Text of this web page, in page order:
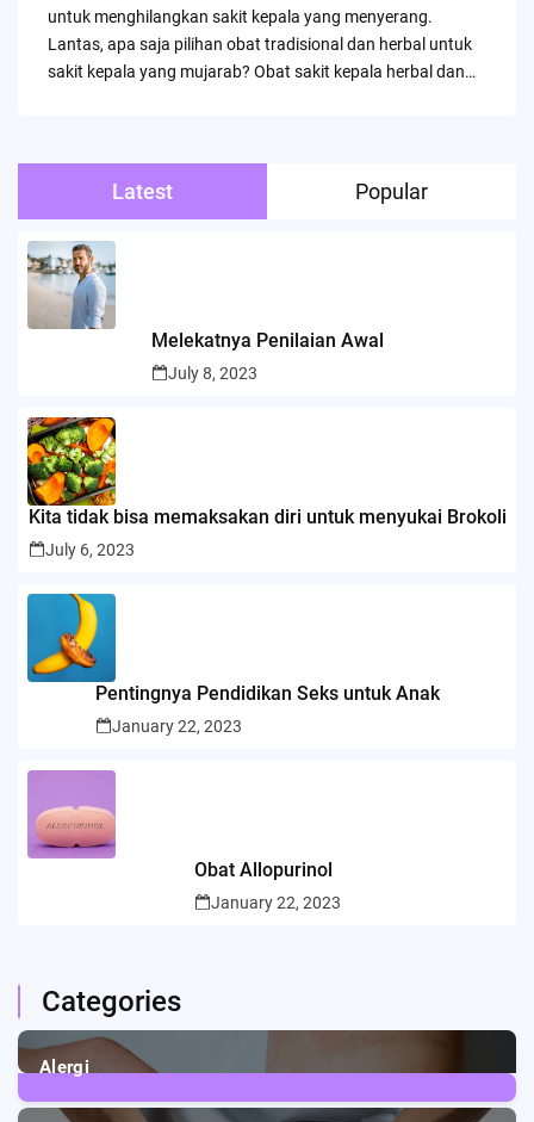
untuk menghilangkan sakit kepala yang menyerang.
Lantas, apa saja pilihan obat tradisional dan herbal untuk
sakit kepala yang mujarab? Obat sakit kepala herbal dan…
Latest Popular
Melekatnya Penilaian Awal
July 8, 2023
Kita tidak bisa memaksakan diri untuk menyukai Brokoli
July 6, 2023
Pentingnya Pendidikan Seks untuk Anak
January 22, 2023
Obat Allopurinol
January 22, 2023
Categories
Alergi
6Posts